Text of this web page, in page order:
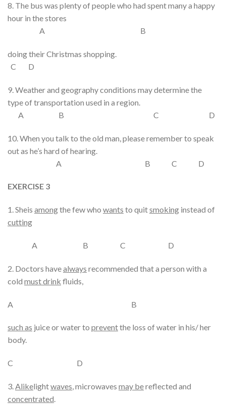
8. The bus was plenty ofpeople who had spentmany a happy
hour in the stores
A B
doingtheirChristmas shopping.
C D
9.Weatherand geographyconditions may determine the
typeof transportation used in a region.
A B C D
10. When you talk to the old man, please rememberto speak
outas he’s hard ofhearing.
A B C D
EXERCISE 3
1. Sheis amongthe few who wants to quitsmoking instead of
cutting
A B C D
2. Doctors havealways recommended that a person with a
cold mustdrink fluids,
A B
such as juice or water to preventthe loss of water in his/ her
body.
C D
3.Alikelightwaves, microwaves may bereflected and
concentrated.